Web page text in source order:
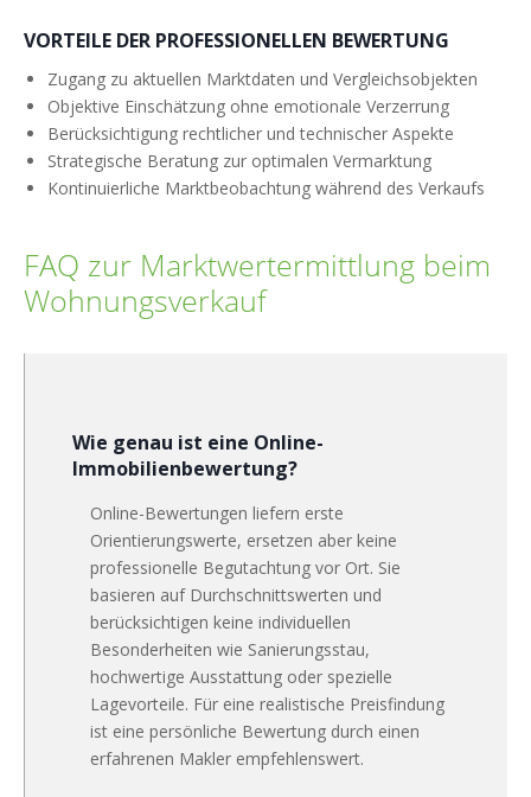
VORTEILE DER PROFESSIONELLEN BEWERTUNG
Zugang zu aktuellen Marktdaten und Vergleichsobjekten
Objektive Einschätzung ohne emotionale Verzerrung
Berücksichtigung rechtlicher und technischer Aspekte
Strategische Beratung zur optimalen Vermarktung
Kontinuierliche Marktbeobachtung während des Verkaufs
FAQ zur Marktwertermittlung beim
Wohnungsverkauf
Wie genau ist eine Online-
Immobilienbewertung?
Online-Bewertungen liefern erste
Orientierungswerte, ersetzen aber keine
professionelle Begutachtung vor Ort. Sie
basieren auf Durchschnittswerten und
berücksichtigen keine individuellen
Besonderheiten wie Sanierungsstau,
hochwertige Ausstattung oder spezielle
Lagevorteile. Für eine realistische Preisfindung
ist eine persönliche Bewertung durch einen
erfahrenen Makler empfehlenswert.